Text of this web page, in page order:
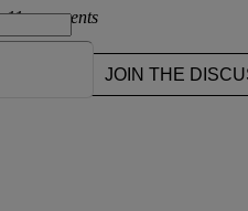
11 comments
JOIN THE